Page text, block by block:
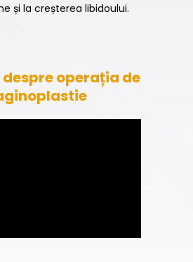
și la creșterea libidoului.
despre operația de